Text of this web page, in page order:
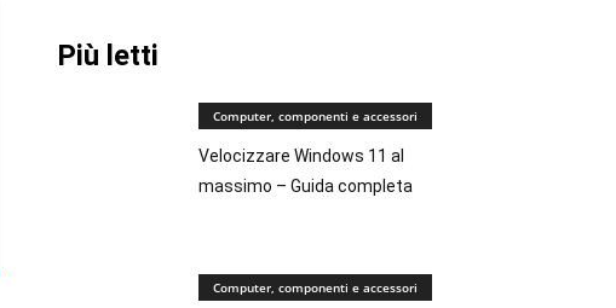
Più letti
Computer, componenti e accessori
Velocizzare Windows 11 al
massimo – Guida completa
Computer, componenti e accessori